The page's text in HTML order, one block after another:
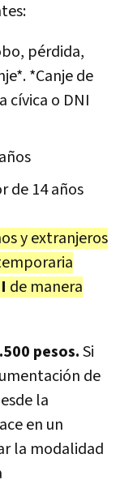
pérdida,
*Canje de
o DNI
de 14 años
y extranjeros
de manera
pesos.Si
de
la
en un
la modalidad